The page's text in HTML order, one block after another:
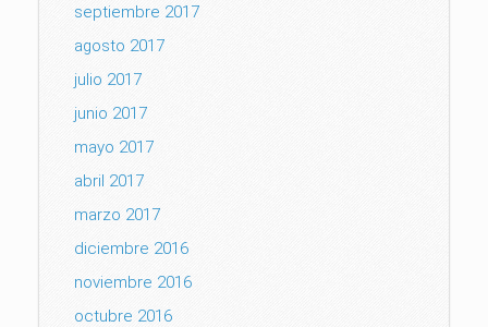
septiembre 2017
agosto 2017
julio 2017
junio 2017
mayo 2017
abril 2017
marzo 2017
diciembre 2016
noviembre 2016
octubre 2016